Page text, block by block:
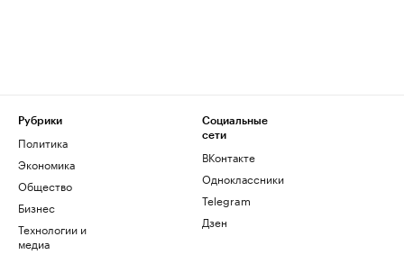
Рубрики
Политика
Экономика
Общество
Бизнес
Технологии и
медиа
Социальные
сети
ВКонтакте
Одноклассники
Telegram
Дзен